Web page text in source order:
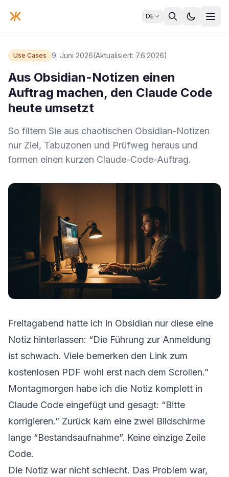
DE
Use Cases 9. Juni 2026(Aktualisiert: 7.6.2026)
Aus Obsidian-Notizen einen
Auftrag machen, den Claude Code
heute umsetzt
So filtern Sie aus chaotischen Obsidian-Notizen
nur Ziel, Tabuzonen und Prüfweg heraus und
formen einen kurzen Claude-Code-Auftrag.
Freitagabend hatte ich in Obsidian nur diese eine
Notiz hinterlassen: “Die Führung zur Anmeldung
ist schwach. Viele bemerken den Link zum
kostenlosen PDF wohl erst nach dem Scrollen.”
Montagmorgen habe ich die Notiz komplett in
Claude Code eingefügt und gesagt: “Bitte
korrigieren.” Zurück kam eine zwei Bildschirme
lange “Bestandsaufnahme”. Keine einzige Zeile
Code.
Die Notiz war nicht schlecht. Das Problem war,